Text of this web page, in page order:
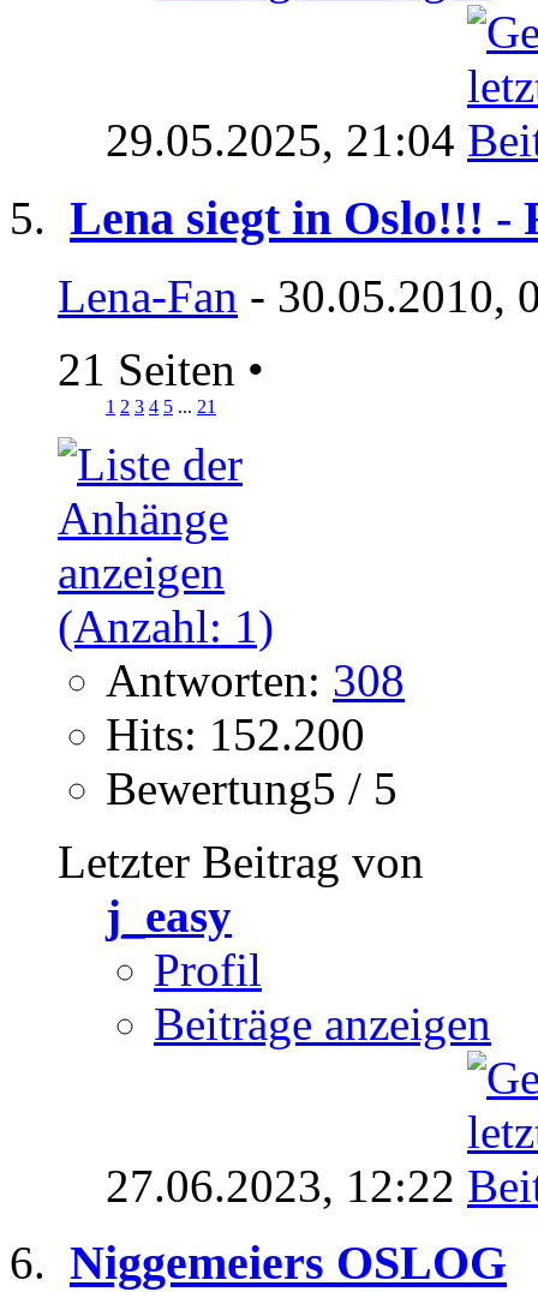
29.05.2025, 21:04
Lena siegt in Oslo!!! -
Lena-Fan - 30.05.2010,
21 Seiten •
1 2 3 4 5 ... 21
Antworten: 308
Hits: 152.200
Bewertung5 / 5
Letzter Beitrag von
j_easy
Profil
Beiträge anzeigen
27.06.2023, 12:22
Niggemeiers OSLOG